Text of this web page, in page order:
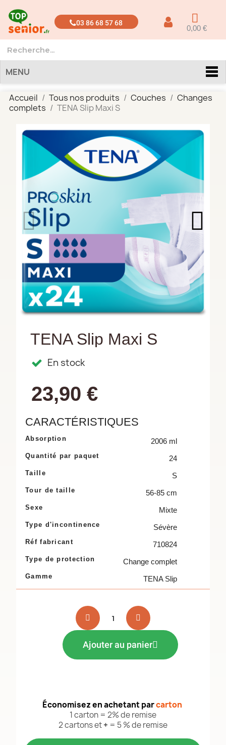
03 86 68 57 68
0,00 €
MENU
Accueil Tous nos produits Couches
Changes
complets
TENA Slip Maxi S
TENA Slip Maxi S
En stock
23,90 €
CARACTÉRISTIQUES
Absorption 2006 ml
Quantité par paquet 24
Taille S
Tour de taille 56-85 cm
Sexe Mixte
Type d'incontinence Sévère
Réf fabricant 710824
Type de protection Change complet
Gamme TENA Slip
Ajouter au panier
Économisez en achetant parcarton
1 carton = 2% de remise
2 cartons et+ = 5 % de remise